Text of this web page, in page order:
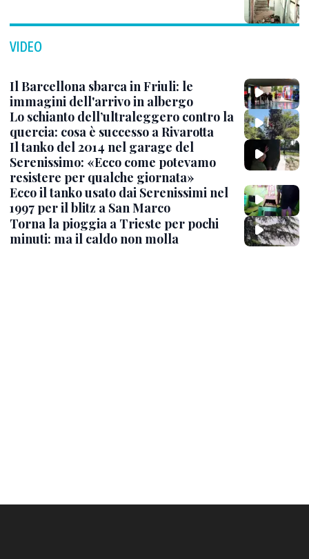
VIDEO
Il Barcellona sbarca in Friuli: le
immagini dell'arrivo in albergo
Lo schianto dell’ultraleggero contro la
quercia: cosa è successo a Rivarotta
Il tanko del 2014 nel garage del
Serenissimo: «Ecco come potevamo
resistere per qualche giornata»
Ecco il tanko usato dai Serenissimi nel
1997 per il blitz a San Marco
Torna la pioggia a Trieste per pochi
minuti: ma il caldo non molla